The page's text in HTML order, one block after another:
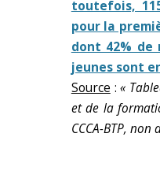
toutefois,
pour la
dont 42% de
jeunes sont
Source :«
et de la
CCCA-BTP, non